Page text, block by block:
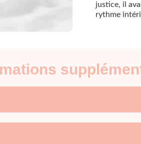
justice, il
rythme